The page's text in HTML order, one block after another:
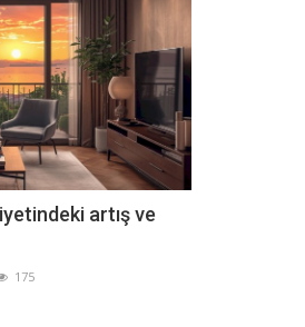
artış ve
175